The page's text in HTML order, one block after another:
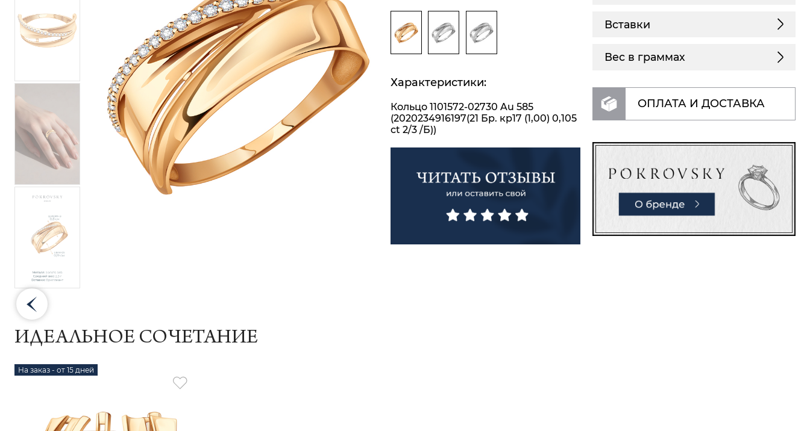
Характеристики:
Кольцо 1101572-02730 Au 585
(2020234916197(21 Бр. кр17 (1,00) 0,105
ct 2/3 /Б))
Вставки
Вес в граммах
ОПЛАТА И ДОСТАВКА
ИДЕАЛЬНОЕ СОЧЕТАНИЕ
На заказ - от 15 дней